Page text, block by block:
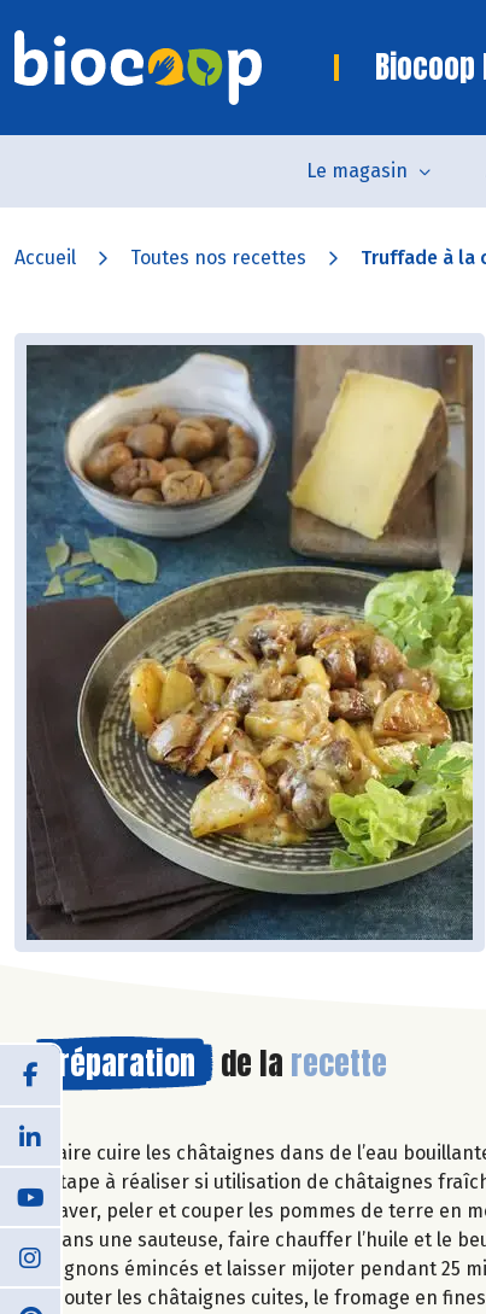
Biocoop
Le magasin
Accueil Toutes nos recettes Truffade à la
Préparation de la recette
Faire cuire les châtaignes dans de l’eau
Étape à réaliser si utilisation de châtaignes
Laver, peler et couper les pommes de terre en
Dans une sauteuse, faire chauffer l’huile et le
oignons émincés et laisser mijoter pendant 25
Ajouter les châtaignes cuites, le fromage en